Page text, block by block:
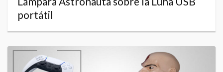
portátil